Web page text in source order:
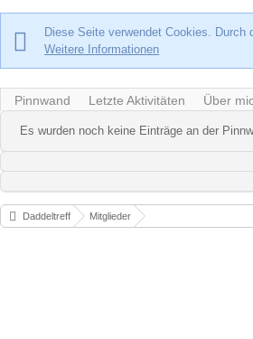
Diese Seite verwendet Cookies.
Weitere Informationen
Pinnwand Letzte Aktivitäten Über
Es wurden noch keine Einträge an der
Daddeltreff Mitglieder